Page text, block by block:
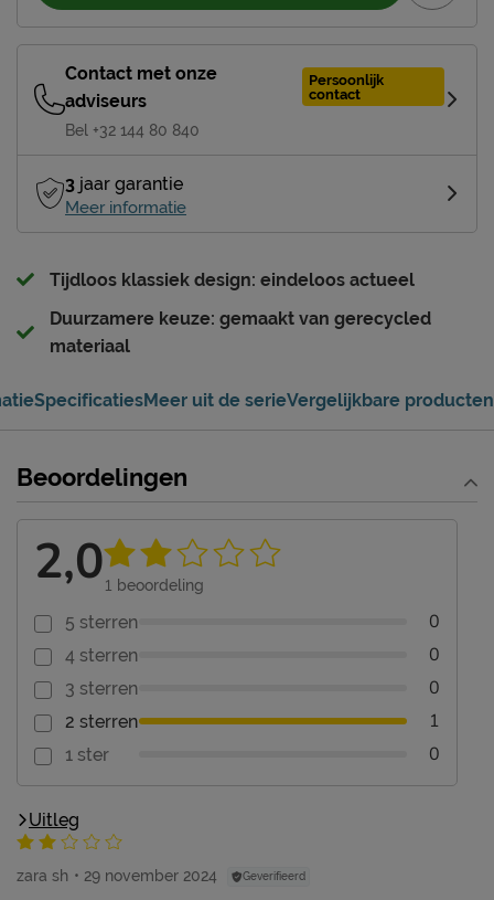
Contact met onze
adviseurs
Persoonlijk
contact
Bel +32 144 80 840
3 jaar garantie
Meer informatie
Tijdloos klassiek design: eindeloos actueel
Duurzamere keuze: gemaakt van gerecycled
materiaal
SpecificatiesMeer uit de serieVergelijkbare producten
Beoordelingen
2,01 beoordeling
5 sterren 0
4 sterren 0
3 sterren 0
2 sterren 1
1 ster 0
Uitleg
zara sh 29 november 2024 Geverifieerd